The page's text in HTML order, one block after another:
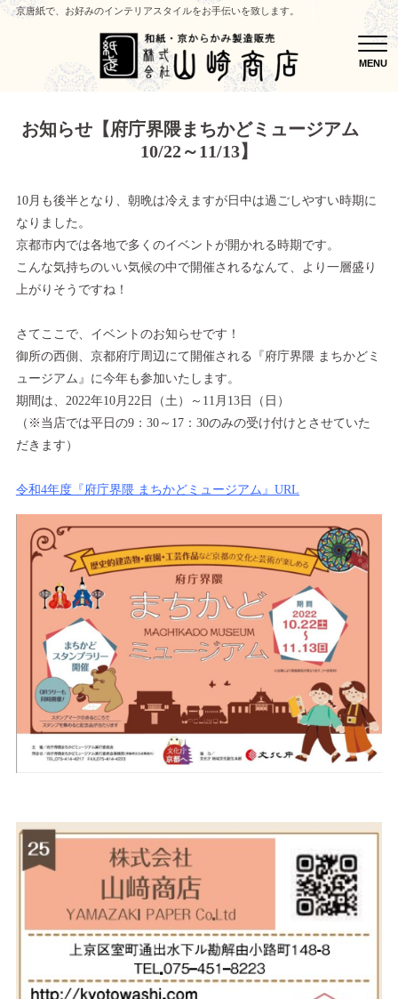
京唐紙で、お好みのインテリアスタイルをお手伝いを致します。
MENU
お知らせ【府庁界隈まちかどミュージアム
10/22～11/13】
10月も後半となり、朝晩は冷えますが日中は過ごしやすい時期に
なりました。
京都市内では各地で多くのイベントが開かれる時期です。
こんな気持ちのいい気候の中で開催されるなんて、より一層盛り
上がりそうですね！
さてここで、イベントのお知らせです！
御所の西側、京都府庁周辺にて開催される『府庁界隈 まちかどミ
ュージアム』に今年も参加いたします。
期間は、2022年10月22日（土）～11月13日（日）
（※当店では平日の9：30～17：30のみの受け付けとさせていた
だきます）
令和4年度『府庁界隈 まちかどミュージアム』URL